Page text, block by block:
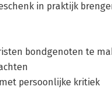
in praktijk
bondgenoten te
persoonlijke kritiek